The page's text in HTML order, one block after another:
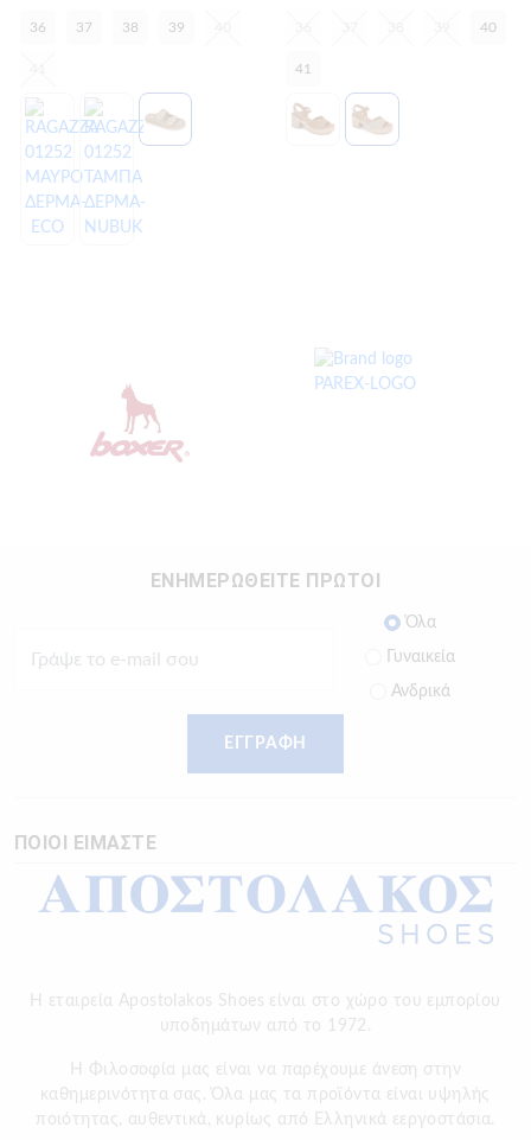
36 37 38 39 40
41
ΕΝΗΜΕΡΩΘΕΙΤΕ ΠΡΩΤΟΙ
Όλα
Γυναικεία
Ανδρικά
ΕΓΓΡΑΦΗ
ΠΟΙΟΙ ΕΙΜΑΣΤΕ
Η εταιρεία Apostolakos Shoes είναι στο χώρο του εμπορίου
υποδημάτων από το 1972.
H Φιλοσοφία μας είναι να παρέχουμε άνεση στην
καθημερινότητα σας. Όλα μας τα προϊόντα είναι υψηλής
ποιότητας, αυθεντικά, κυρίως από Ελληνικά εεργοστάσια.